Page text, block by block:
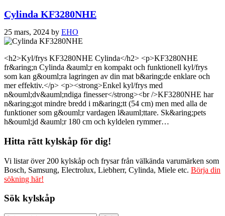
Cylinda KF3280NHE
25 mars, 2024 by EHO
<h2>Kyl/frys KF3280NHE Cylinda</h2> <p>KF3280NHE
fr&aring;n Cylinda &auml;r en kompakt och funktionell kyl/frys
som kan g&ouml;ra lagringen av din mat b&aring;de enklare och
mer effektiv.</p> <p><strong>Enkel kyl/frys med
n&ouml;dv&auml;ndiga finesser</strong><br />KF3280NHE har
n&aring;got mindre bredd i m&aring;tt (54 cm) men med alla de
funktioner som g&ouml;r vardagen l&auml;ttare. Sk&aring;pets
h&ouml;jd &auml;r 180 cm och kyldelen rymmer…
Hitta rätt kylskåp för dig!
Vi listar över 200 kylskåp och frysar från välkända varumärken som
Bosch, Samsung, Electrolux, Liebherr, Cylinda, Miele etc. Börja din
sökning här!
Sök kylskåp